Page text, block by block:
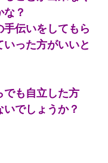
？
伝いをしてもら
った方がいいと
でも自立した方
でしょうか？